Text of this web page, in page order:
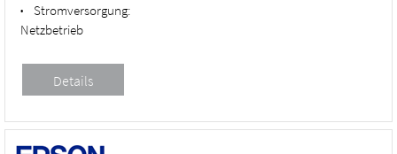
•
Stromversorgung:
Netzbetrieb